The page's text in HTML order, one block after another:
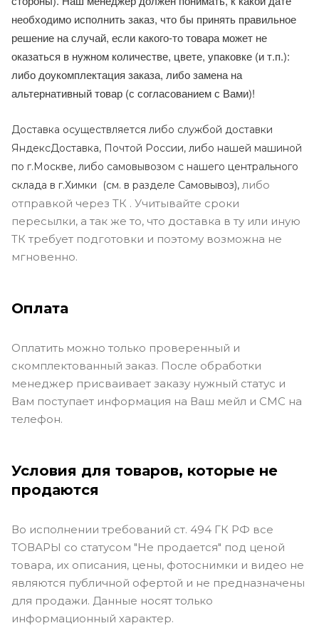
необходимо исполнить заказ, что бы принять правильное
решение на случай, если какого-то товара может не
оказаться в нужном количестве, цвете, упаковке (и т.п.):
либо доукомплектация заказа, либо замена на
альтернативный товар (с согласованием с Вами)!
Доставка осуществляется либо службой доставки
ЯндексДоставка, Почтой России, либо нашей машиной
по г.Москве, либо самовывозом с нашего центрального
склада в г.Химки (см. в разделе Самовывоз), либо
отправкой через ТК . Учитывайте сроки
пересылки, а так же то, что доставка в ту или иную
ТК требует подготовки и поэтому возможна не
мгновенно.
Оплата
Оплатить можно только проверенный и
скомплектованный заказ. После обработки
менеджер присваивает заказу нужный статус и
Вам поступает информация на Ваш мейл и СМС на
телефон.
Условия для товаров, которые не
продаются
Во исполнении требований ст. 494 ГК РФ все
ТОВАРЫ со статусом "Не продается" под ценой
товара, их описания, цены, фотоснимки и видео не
являются публичной офертой и не предназначены
для продажи. Данные носят только
информационный характер.